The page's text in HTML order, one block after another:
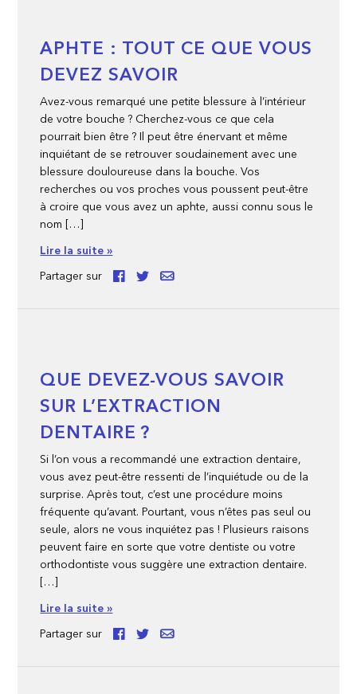
APHTE : TOUT CE QUE VOUS
DEVEZ SAVOIR
Avez-vous remarqué une petite blessure à l’intérieur
de votre bouche ? Cherchez-vous ce que cela
pourrait bien être ? Il peut être énervant et même
inquiétant de se retrouver soudainement avec une
blessure douloureuse dans la bouche. Vos
recherches ou vos proches vous poussent peut-être
à croire que vous avez un aphte, aussi connu sous le
nom […]
Lire la suite »
Partager sur
QUE DEVEZ-VOUS SAVOIR
SUR L’EXTRACTION
DENTAIRE ?
Si l’on vous a recommandé une extraction dentaire,
vous avez peut-être ressenti de l’inquiétude ou de la
surprise. Après tout, c’est une procédure moins
fréquente qu’avant. Pourtant, vous n’êtes pas seul ou
seule, alors ne vous inquiétez pas ! Plusieurs raisons
peuvent faire en sorte que votre dentiste ou votre
orthodontiste vous suggère une extraction dentaire.
[…]
Lire la suite »
Partager sur